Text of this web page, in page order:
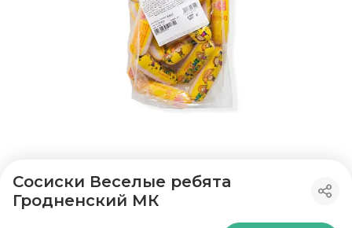
Сосиски Веселые ребята
Гродненский МК